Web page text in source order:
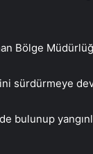
Bölge
sürdürmeye
bulunup